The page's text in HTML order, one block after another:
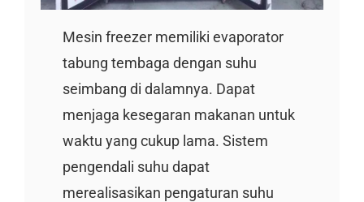
Mesin freezer memiliki evaporator
tabung tembaga dengan suhu
seimbang di dalamnya. Dapat
menjaga kesegaran makanan untuk
waktu yang cukup lama. Sistem
pengendali suhu dapat
merealisasikan pengaturan suhu